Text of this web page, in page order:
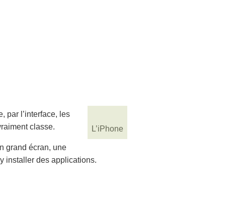
L’iPhone
par l’interface, les
classe.
grand écran, une
installer des applications.